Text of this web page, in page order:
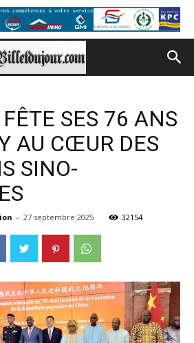
SES 76 ANS
AU CŒUR DES
SINO-
- 27 septembre 2025 32154